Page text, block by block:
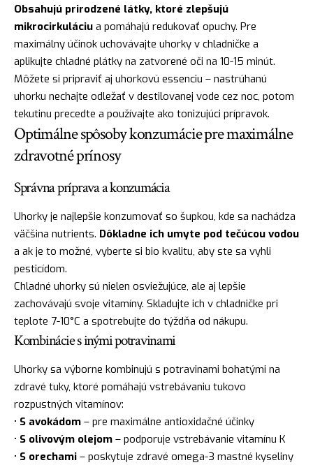
Obsahujú prirodzené látky, ktoré zlepšujú
mikrocirkuláciu a pomáhajú redukovať opuchy. Pre
maximálny účinok uchovávajte uhorky v chladničke a
aplikujte chladné plátky na zatvorené oči na 10-15 minút.
Môžete si pripraviť aj uhorkovú essenciu – nastrúhanú
uhorku nechajte odležať v destilovanej vode cez noc, potom
tekutinu precedte a používajte ako tonizujúci prípravok.
Optimálne spôsoby konzumácie pre maximálne
zdravotné prínosy
Správna príprava a konzumácia
Uhorky je najlepšie konzumovať so šupkou, kde sa nachádza
väčšina nutrients. Dôkladne ich umyte pod tečúcou vodou
a ak je to možné, vyberte si bio kvalitu, aby ste sa vyhli
pesticídom.
Chladné uhorky sú nielen osviežujúce, ale aj lepšie
zachovávajú svoje vitamíny. Skladujte ich v chladničke pri
teplote 7-10°C a spotrebujte do týždňa od nákupu.
Kombinácie s inými potravinami
Uhorky sa výborne kombinujú s potravinami bohatými na
zdravé tuky, ktoré pomáhajú vstrebávaniu tukovo
rozpustných vitamínov:
• S avokádom – pre maximálne antioxidačné účinky
• S olivovým olejom – podporuje vstrebávanie vitamínu K
• S orechami – poskytuje zdravé omega-3 mastné kyseliny